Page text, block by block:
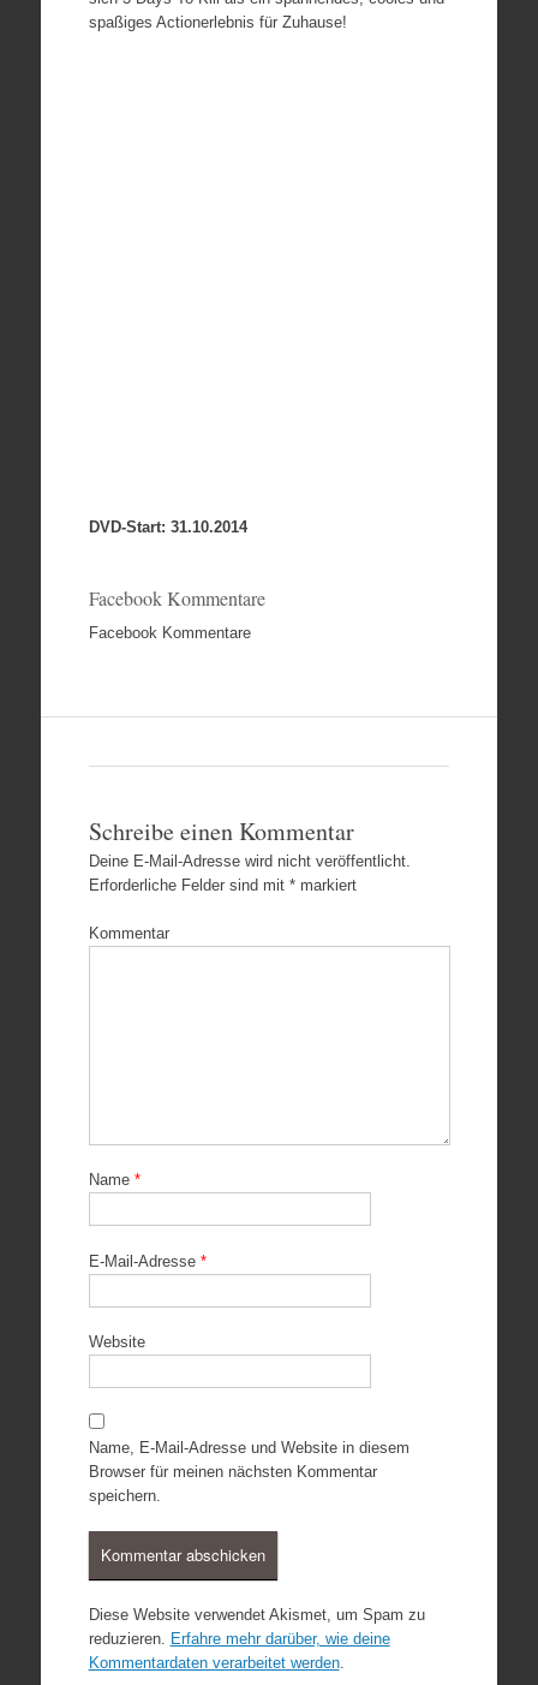
spaßiges Actionerlebnis für Zuhause!
DVD-Start: 31.10.2014
Facebook Kommentare
Facebook Kommentare
Schreibe einen Kommentar
Deine E-Mail-Adresse wird nicht veröffentlicht.
Erforderliche Felder sind mit *markiert
Kommentar
Name *
E-Mail-Adresse *
Website
Name, E-Mail-Adresse und Website in diesem
Browser für meinen nächsten Kommentar
speichern.
Diese Website verwendet Akismet, um Spam zu
reduzieren. Erfahre mehr darüber, wie deine
Kommentardaten verarbeitet werden.